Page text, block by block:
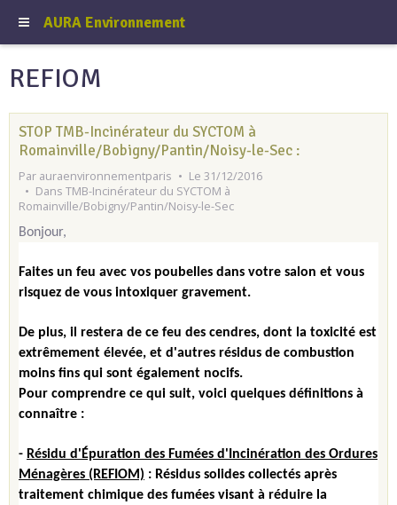
AURA Environnement
REFIOM
STOP TMB-Incinérateur du SYCTOM à
Romainville/Bobigny/Pantin/Noisy-le-Sec :
Par auraenvironnementparis
Le 31/12/2016
Dans TMB-Incinérateur du SYCTOM à
Romainville/Bobigny/Pantin/Noisy-le-Sec
Bonjour,
Faites un feu avec vos poubelles dans votre salon et vous
risquez de vous intoxiquer gravement.
De plus, il restera de ce feu des cendres, dont la toxicité est
extrêmement élevée, et d'autres résidus de combustion
moins fins qui sont également nocifs.
Pour comprendre ce qui suit, voici quelques définitions à
connaître :
- Résidu d'Épuration des Fumées d'Incinération des Ordures
Ménagères (REFIOM) : Résidus solides collectés après
traitement chimique des fumées visant à réduire la